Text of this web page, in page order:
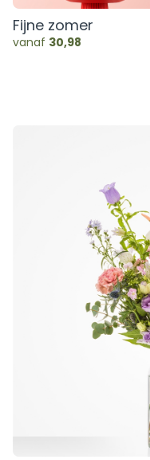
Fijne zomer
vanaf 30,98